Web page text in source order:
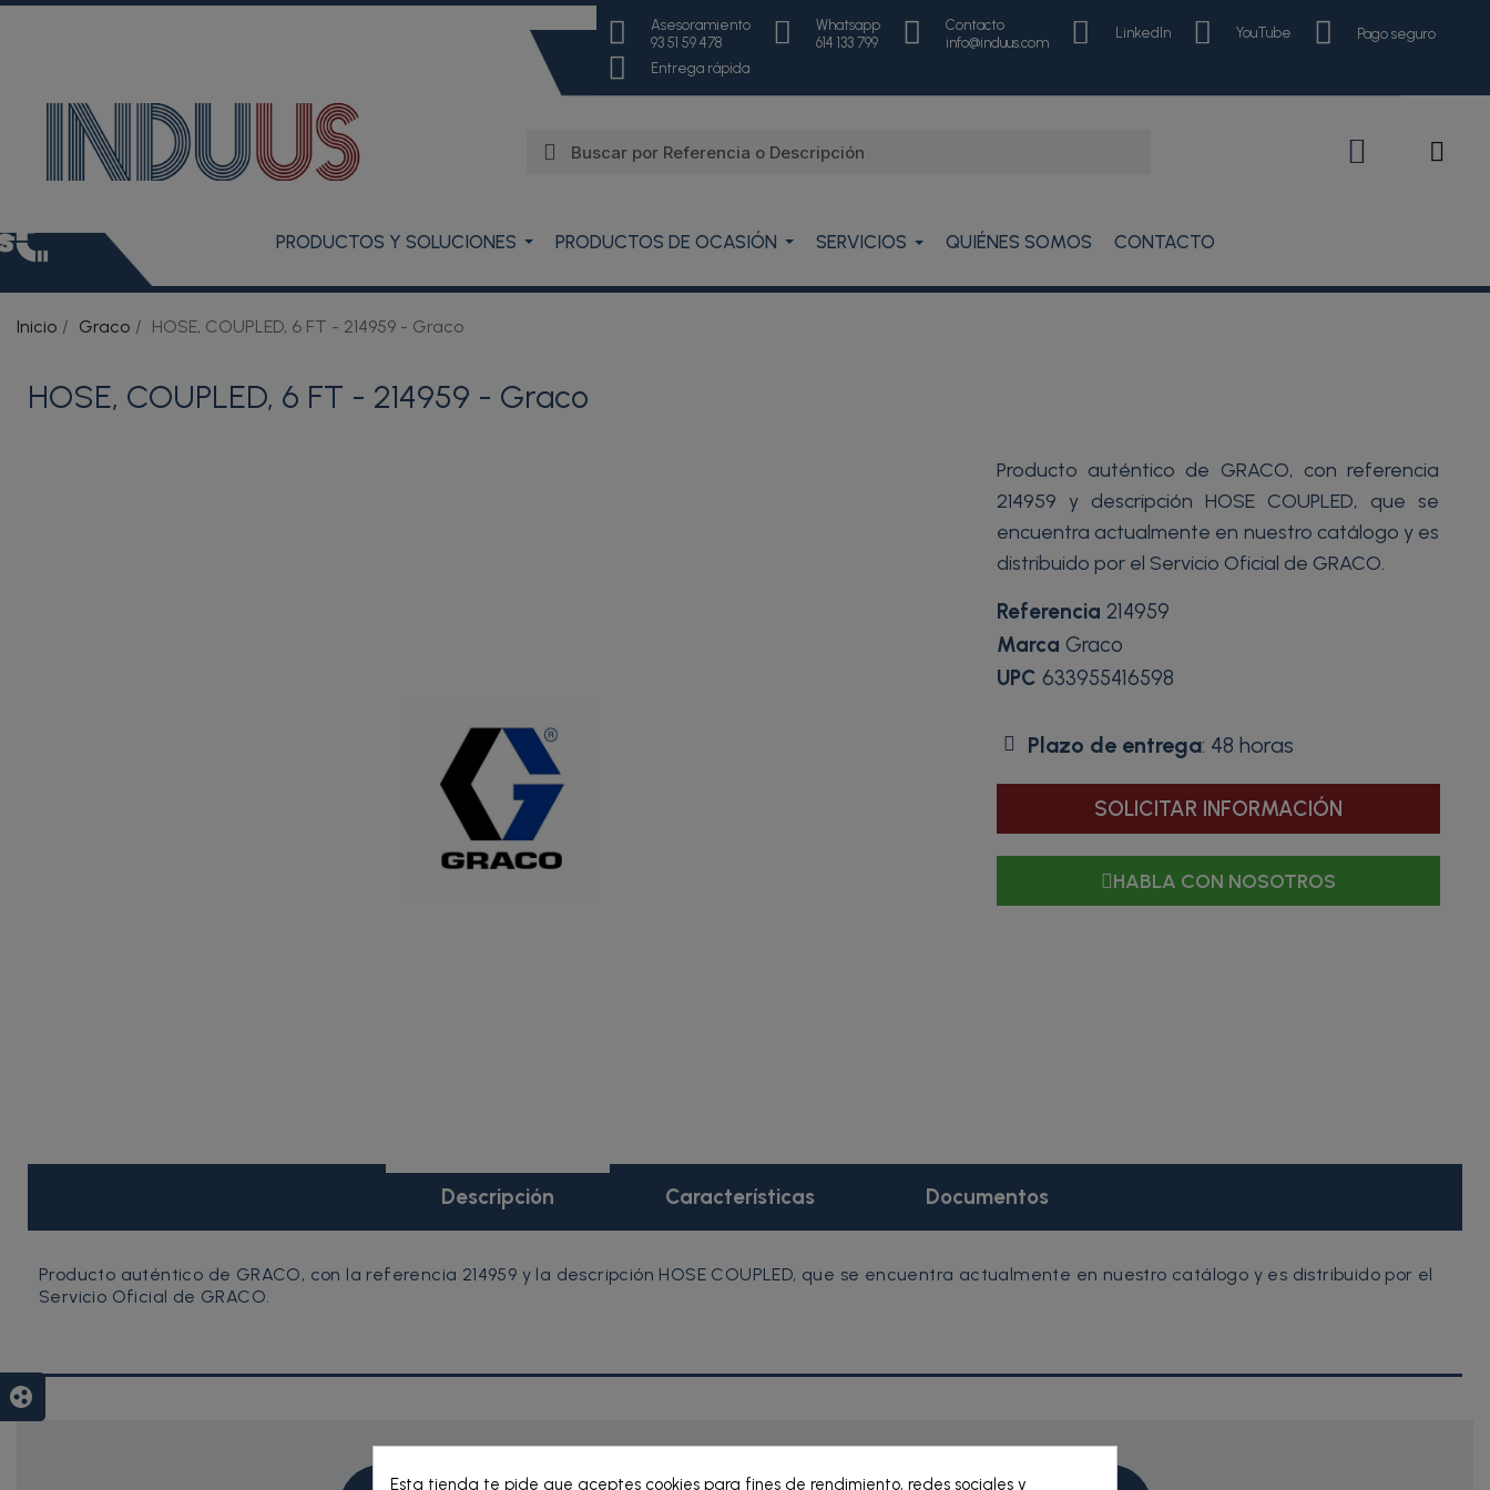
Asesoramiento
93 51 59 478
Whatsapp
614 133 799
Contacto
info@induus.com
LinkedIn YouTube Pago seguro
Entrega rápida
PRODUCTOS Y SOLUCIONES PRODUCTOS DE OCASIÓN SERVICIOS QUIÉNES SOMOS CONTACTO
Inicio Graco HOSE, COUPLED, 6 FT - 214959 - Graco
HOSE, COUPLED, 6 FT - 214959 - Graco
Producto auténtico de GRACO, con referencia
214959 y descripción HOSE COUPLED, que se
encuentra actualmente en nuestro catálogo y es
distribuido por el Servicio Oficial de GRACO.
Referencia 214959
Marca Graco
UPC 633955416598
Plazo de entrega: 48 horas
SOLICITAR INFORMACIÓN
HABLA CON NOSOTROS
Descripción Características Documentos
Producto auténtico de GRACO, con la referencia 214959 y la descripción HOSE COUPLED, que se encuentra actualmente en nuestro catálogo y es distribuido por el
Servicio Oficial de GRACO.
Esta tienda te pide que aceptes cookies para fines de rendimiento, redes sociales y
group_work